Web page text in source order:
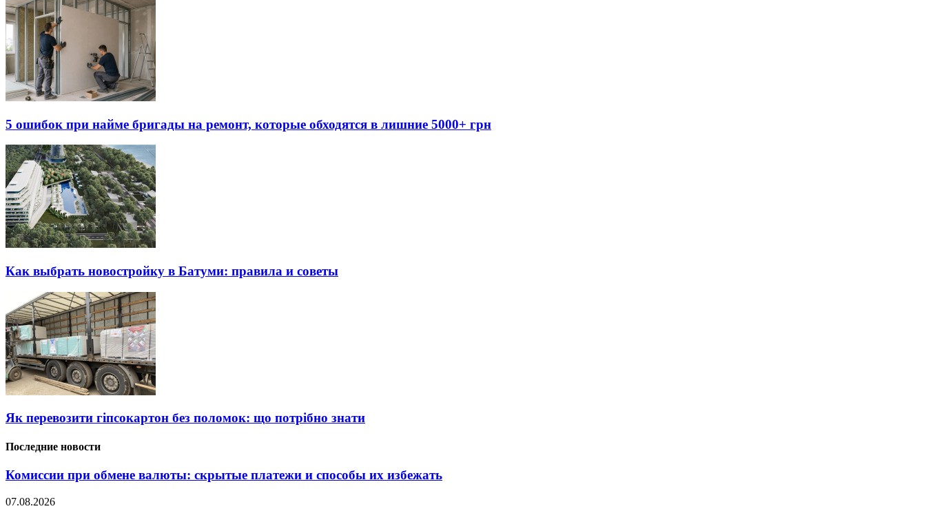
5 ошибок при найме бригады на ремонт, которые обходятся в лишние 5000+ грн
Как выбрать новостройку в Батуми: правила и советы
Як перевозити гіпсокартон без поломок: що потрібно знати
Последние новости
Комиссии при обмене валюты: скрытые платежи и способы их избежать
07.08.2026